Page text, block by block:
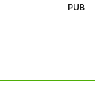
PUB